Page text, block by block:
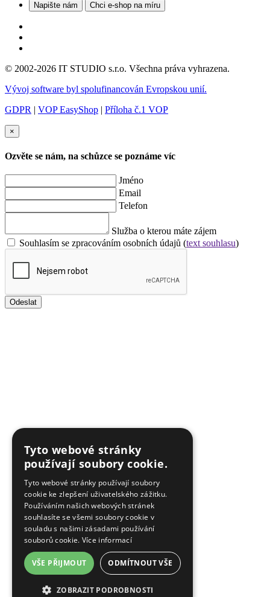
Napište nám Chci e-shop na míru
© 2002-2026 IT STUDIO s.r.o. Všechna práva vyhrazena.
Vývoj software byl spolufinancován Evropskou unií.
GDPR | VOP EasyShop | Příloha č.1 VOP
×
Ozvěte se nám, na schůzce se poznáme víc
Jméno
Email
Telefon
Služba o kterou máte zájem
Souhlasím se zpracováním osobních údajů (text souhlasu)
Odeslat
Tyto webové stránky
používají soubory cookie.
Tyto webové stránky používají soubory
cookie ke zlepšení uživatelského zážitku.
Používáním našich webových stránek
souhlasíte se všemi soubory cookie v
souladu s našimi zásadami používání
souborů cookie. Více informací
VŠE PŘIJMOUT ODMÍTNOUT VŠE
ZOBRAZIT PODROBNOSTI